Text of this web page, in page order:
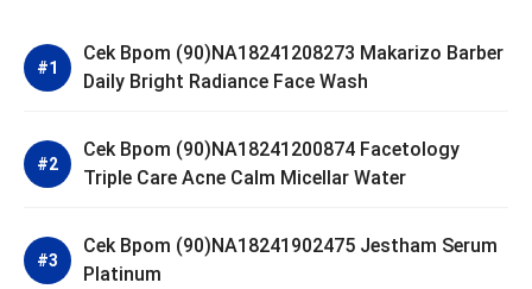
Cek Bpom (90)NA18241208273 Makarizo Barber
Daily Bright Radiance Face Wash
Cek Bpom (90)NA18241200874 Facetology
Triple Care Acne Calm Micellar Water
Cek Bpom (90)NA18241902475 Jestham Serum
Platinum